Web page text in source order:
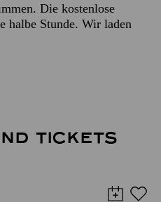
Die kostenlose
halbe Stunde. Wir laden
TICKETS